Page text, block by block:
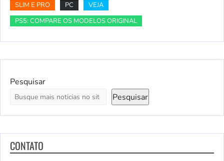
SLIM E PRO
PC
VEJA
PS5: COMPARE OS MODELOS ORIGINAL
Pesquisar
Pesquisar
CONTATO